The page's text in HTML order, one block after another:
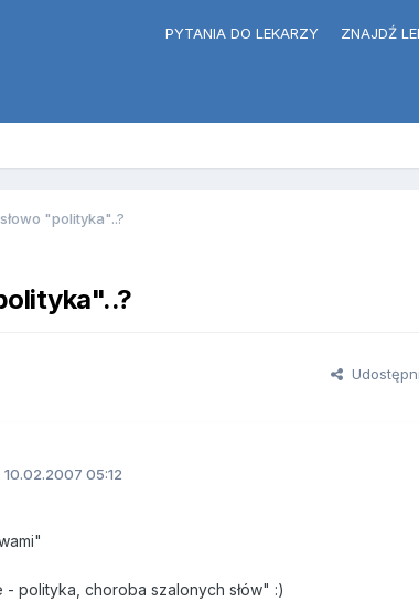
PYTANIA DO LEKARZY ZNAJDŹ
"polityka"..?
10.02.2007 05:12
polityka, choroba szalonych słów" :)